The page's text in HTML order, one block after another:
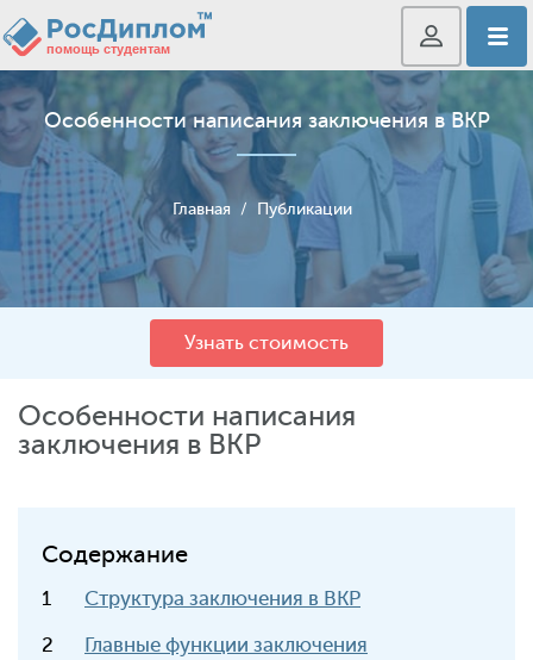
Особенности написания заключения в ВКР
Главная / Публикации
Узнать стоимость
Особенности написания
заключения в ВКР
Содержание
Структура заключения в ВКР
Главные функции заключения